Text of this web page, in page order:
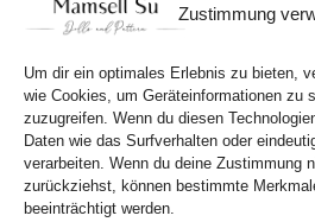
Zustimmung
Um dir ein optimales Erlebnis zu bieten,
wie Cookies, um Geräteinformationen zu
zuzugreifen. Wenn du diesen
Daten wie das Surfverhalten oder
verarbeiten. Wenn du deine Zustimmung
zurückziehst, können bestimmte
beeinträchtigt werden.
In den Warenkorb